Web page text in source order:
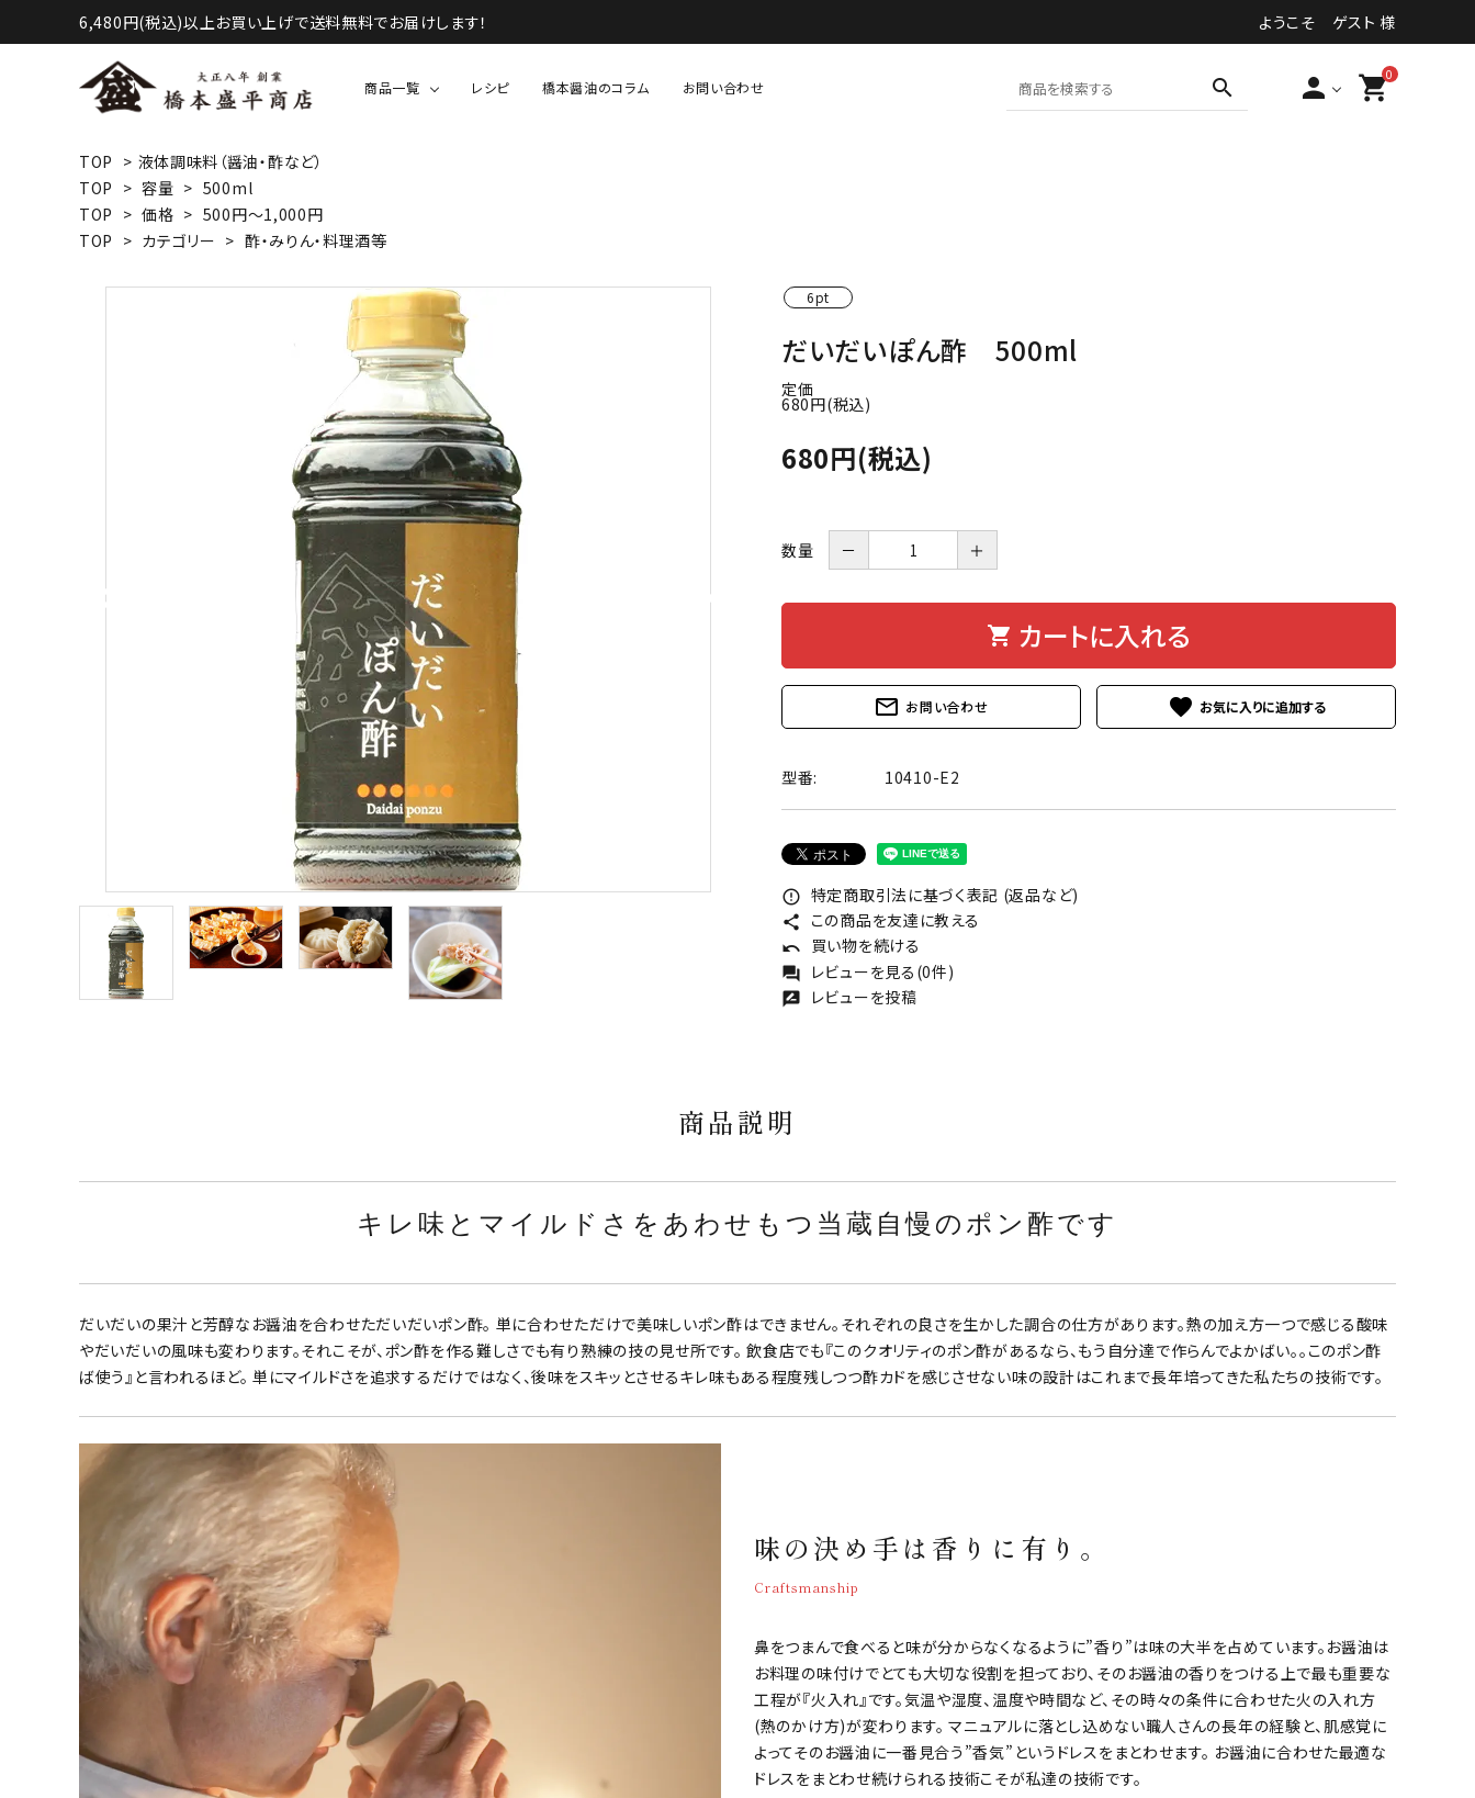
6,480円(税込)以上お買い上げで送料無料でお届けします！ ようこそ ゲスト 様
商品一覧
液体調味料（醤油・酢など）
甘味・お菓子等 生鮮・青果・精肉等 贈り物・セット物
レシピ 橋本醤油のコラム お問い合わせ search person 0
shopping_cart
TOP > 液体調味料（醤油・酢など）
TOP > 容量 > 500ml
TOP > 価格 > 500円～1,000円
TOP > カテゴリー > 酢・みりん・料理酒等
6pt
だいだいぽん酢 500ml
定価
680円(税込)
680円(税込)
数量 － ＋
shopping_cart カートに入れる
mail_outline お問い合わせ favorite
型番: 10410-E2
error_outline 特定商取引法に基づく表記 (返品など)
share この商品を友達に教える
undo 買い物を続ける
forum レビューを見る(0件)
rate_review レビューを投稿
商品説明
キレ味とマイルドさをあわせもつ当蔵自慢のポン酢です
だいだいの果汁と芳醇なお醤油を合わせただいだいポン酢。 単に合わせただけで美味しいポン酢はできません。それぞれの良さを生かした調合の仕方があります。熱の加え方一つで感じる酸味
やだいだいの風味も変わります。それこそが、ポン酢を作る難しさでも有り熟練の技の見せ所です。 飲食店でも『このクオリティのポン酢があるなら、もう自分達で作らんでよかばい。。このポン酢
ば使う』と言われるほど。 単にマイルドさを追求するだけではなく、後味をスキッとさせるキレ味もある程度残しつつ酢カドを感じさせない味の設計はこれまで長年培ってきた私たちの技術です。
味の決め手は香りに有り。
Craftsmanship
鼻をつまんで食べると味が分からなくなるように”香り”は味の大半を占めています。お醤油は
お料理の味付けでとても大切な役割を担っており、そのお醤油の香りをつける上で最も重要な
工程が『火入れ』です。気温や湿度、温度や時間など、その時々の条件に合わせた火の入れ方
(熱のかけ方)が変わります。 マニュアルに落とし込めない職人さんの長年の経験と、肌感覚に
よってそのお醤油に一番見合う”香気”というドレスをまとわせます。 お醤油に合わせた最適な
ドレスをまとわせ続けられる技術こそが私達の技術です。